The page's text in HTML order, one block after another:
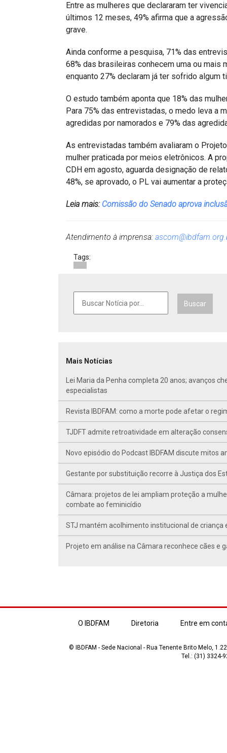
Entre as mulheres que declararam ter
últimos 12 meses, 49% afirma que a
grave.
Ainda conforme a pesquisa, 71% das
68% das brasileiras conhecem uma ou
enquanto 27% declaram já ter sofrido algum
O estudo também aponta que 18% das
Para 75% das entrevistadas, o medo leva a
agredidas por namorados e 79% das
As entrevistadas também avaliaram o
mulher praticada por meios eletrônicos. A
CDH em agosto, aguarda designação de
48%, se aprovado, o PL vai aumentar a
Leia mais: Comissão do Senado aprova
Atendimento à imprensa:
Tags:
Buscar
Mais Notícias
Lei Maria da Penha completa 20 anos; avanços
especialistas
Revista IBDFAM: como a morte pode afetar o
TJDFT admite retroatividade em alteração
Novo episódio do Podcast IBDFAM discute mitos
Gestante por substituição recorre à Justiça dos
Câmara: projetos de lei ampliam proteção a
combate ao feminicídio
STJ mantém acolhimento institucional de criança
Projeto em análise na Câmara reconhece cães e
O IBDFAM Diretoria Entre em
© IBDFAM - Sede Nacional - Rua Tenente Brito Melo,
Tel.: (31) 3324-